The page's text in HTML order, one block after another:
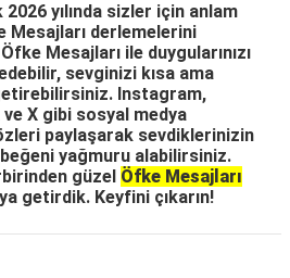
yılında sizler için anlam
Mesajları derlemelerini
Mesajları ile duygularınızı
sevginizi kısa ama
Instagram,
X gibi sosyal medya
paylaşarak sevdiklerinizin
yağmuru alabilirsiniz.
güzel Öfke Mesajları
getirdik. Keyfini çıkarın!